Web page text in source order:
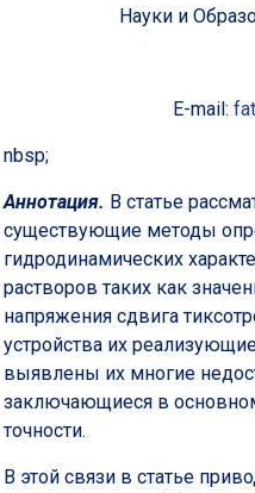
Науки и
E-mail:
nbsp;
Аннотация. В статье
существующие методы
гидродинамических
растворов таких как
напряжения сдвига
устройства их
выявлены их многие
заключающиеся в
точности.
В этой связи в статье